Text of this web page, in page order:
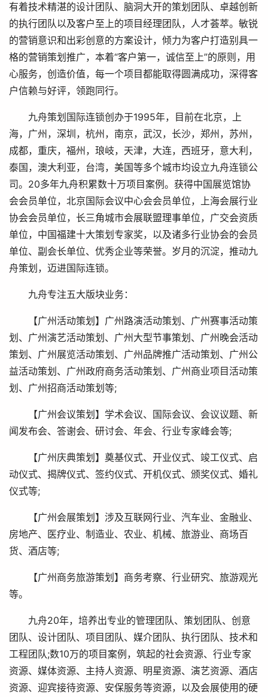
有着技术精湛的设计团队、脑洞大开的策划团队、卓越创新
的执行团队以及客户至上的项目经理团队，人才荟萃。敏锐
的营销意识和出彩创意的方案设计，倾力为客户打造别具一
格的营销策划推广，本着“客户第一，诚信至上”的原则，用
心服务，创造价值，每一个项目都能取得圆满成功，深得客
户信赖与好评，领跑同行。
九舟策划国际连锁创办于1995年，目前在北京，上
海，广州，深圳，杭州，南京，武汉，长沙，郑州，苏州，
成都，重庆，福州，琅岐，天津，大连，西班牙，意大利，
泰国，澳大利亚，台湾，美国等多个城市均设立九舟连锁公
司。20多年九舟积累数十万项目案例。获得中国展览馆协
会会员单位，北京国际会议中心会会员单位，上海会展行业
协会会员单位，长三角城市会展联盟理事单位，广交会资质
单位，中国福建十大策划专家奖，以及诸多行业协会的会员
单位、副会长单位、优秀企业等荣誉。岁月的沉淀，推动九
舟策划，迈进国际连锁。
九舟专注五大版块业务：
【广州活动策划】广州路演活动策划、广州赛事活动策
划、广州演艺活动策划、广州大型节事策划、广州晚会活动
策划、广州展览活动策划、广州品牌推广活动策划、广州公
益活动策划、广州政府商务活动策划、广州商业项目活动策
划、广州招商活动策划等;
【广州会议策划】学术会议、国际会议、会议议题、新
闻发布会、答谢会、研讨会、年会、行业专家峰会等;
【广州庆典策划】奠基仪式、开业仪式、竣工仪式、启
动仪式、揭牌仪式、签约仪式、开机仪式、颁奖仪式、婚礼
仪式等;
【广州会展策划】涉及互联网行业、汽车业、金融业、
房地产、医疗业、制造业、农业、机械、旅游业、商场百
货、酒店等;
【广州商务旅游策划】商务考察、行业研究、旅游观光
等。
九舟20年，培养出专业的管理团队、策划团队、创意
团队、设计团队、项目团队、媒介团队、执行团队、技术和
工程团队;数10万的项目案例，筑起的社会资源、行业专家
资源、媒体资源、主持人资源、明星资源、演艺资源、酒店
资源、迎宾接待资源、安保服务等资源，以及会展使用的硬